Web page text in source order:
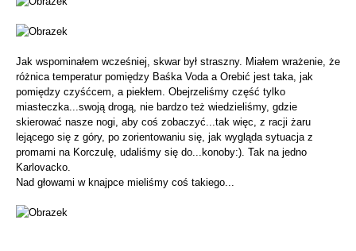
Jak wspominałem wcześniej, skwar był straszny. Miałem wrażenie, że
różnica temperatur pomiędzy Baśka Voda a Orebić jest taka, jak
pomiędzy czyśćcem, a piekłem. Obejrzeliśmy część tylko
miasteczka...swoją drogą, nie bardzo też wiedzieliśmy, gdzie
skierować nasze nogi, aby coś zobaczyć...tak więc, z racji żaru
lejącego się z góry, po zorientowaniu się, jak wygląda sytuacja z
promami na Korczulę, udaliśmy się do...konoby:). Tak na jedno
Karlovacko.
Nad głowami w knajpce mieliśmy coś takiego...